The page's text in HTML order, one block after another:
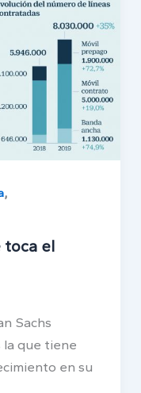
,
toca el
Sachs
la que tiene
en su